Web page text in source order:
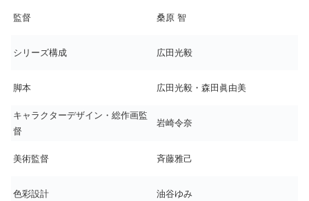
監督 桑原 智
シリーズ構成 広田光毅
脚本 広田光毅・森田眞由美
キャラクターデザイン・総作画監
督
岩崎令奈
美術監督 斉藤雅己
色彩設計 油谷ゆみ